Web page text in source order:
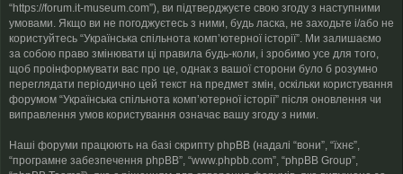
ос
ту
п
“https://forum.it-museum.com”), ви підтверджуєте свою згоду з наступними
умовами. Якщо ви не погоджуєтесь з ними, будь ласка, не заходьте і/або не
користуйтесь “Українська спільнота компʼютерної історії”. Ми залишаємо
за собою право змінювати ці правила будь-коли, і зробимо усе для того,
щоб проінформувати вас про це, однак з вашої сторони було б розумно
переглядати періодично цей текст на предмет змін, оскільки користування
форумом “Українська спільнота компʼютерної історії” після оновлення чи
виправлення умов користування означає вашу згоду з ними.
Наші форуми працюють на базі скрипту phpBB (надалі “вони”, “їхнє”,
“програмне забезпечення phpBB”, “www.phpbb.com”, “phpBB Group”,